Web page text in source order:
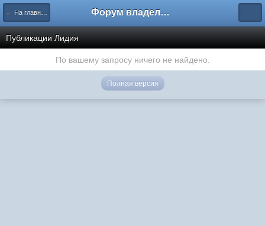
← На главную Форум владельцев интернет-магазинов
Публикации Лидия
По вашему запросу ничего не найдено.
Полная версия